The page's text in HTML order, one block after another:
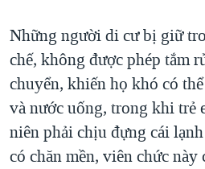
Những người di cư bị giữ
chế, không được phép tắm
chuyển, khiến họ khó có
và nước uống, trong khi trẻ
niên phải chịu đựng cái
có chăn mền, viên chức này